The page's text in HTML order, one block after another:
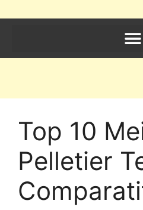
Top 10
Pelletier